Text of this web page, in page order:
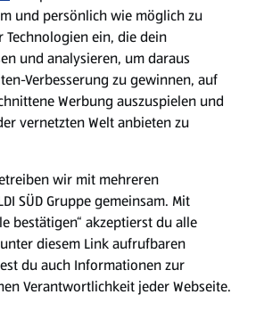
und persönlich wie möglich zu
Technologien ein, die dein
und analysieren, um daraus
Verbesserung zu gewinnen, auf
Werbung auszuspielen und
vernetzten Welt anbieten zu
wir mit mehreren
SÜD Gruppe gemeinsam. Mit
bestätigen“ akzeptierst du alle
diesem Link aufrufbaren
du auch Informationen zur
Verantwortlichkeit jeder Webseite.